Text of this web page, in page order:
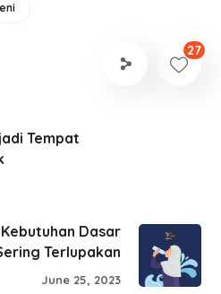
27
Tempat
Dasar
Terlupakan
June 25, 2023